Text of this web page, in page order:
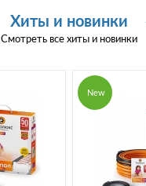
Хиты и новинки
Смотреть все хиты и новинки
New